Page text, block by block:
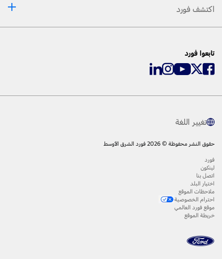
اكتشف فورد
تابعوا فورد
تغيير اللغة
حقوق النشر محفوظة © 2026 فورد الشرق الأوسط
فورد
لينكون
اتصل بنا
اختيار البلد
ملاحظات الموقع
احترام الخصوصية
موقع فورد العالمي
خريطة الموقع